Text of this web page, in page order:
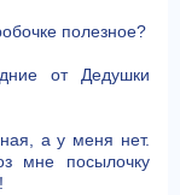
полезное?
от Дедушки
а у меня нет.
мне посылочку